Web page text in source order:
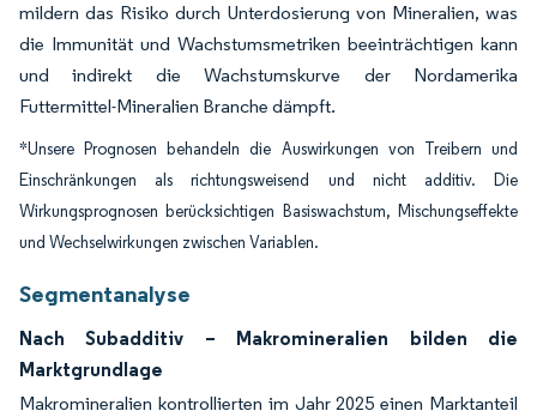
mildern das Risiko durch Unterdosierung von Mineralien, was
die Immunität und Wachstumsmetriken beeinträchtigen kann
und indirekt die Wachstumskurve der Nordamerika
Futtermittel-Mineralien Branche dämpft.
*Unsere Prognosen behandeln die Auswirkungen von Treibern und
Einschränkungen als richtungsweisend und nicht additiv. Die
Wirkungsprognosen berücksichtigen Basiswachstum, Mischungseffekte
und Wechselwirkungen zwischen Variablen.
Segmentanalyse
Nach Subadditiv – Makromineralien bilden die
Marktgrundlage
Makromineralien kontrollierten im Jahr 2025 einen Marktanteil